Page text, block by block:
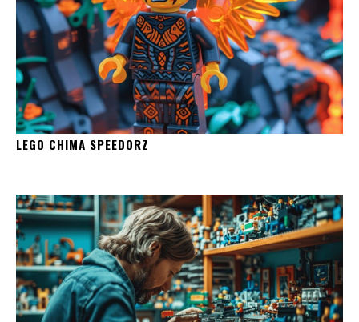
LEGO CHIMA SPEEDORZ